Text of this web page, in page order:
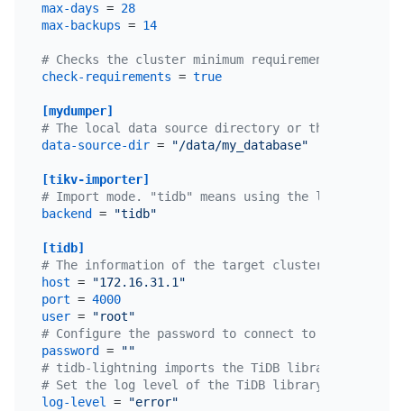
max-days = 28
max-backups = 14
# Checks the cluster minimum requirements before
check-requirements = true
[mydumper]
# The local data source directory or the URI of
data-source-dir = "/data/my_database"
[tikv-importer]
# Import mode. "tidb" means using the logical
backend = "tidb"
[tidb]
# The information of the target cluster. The
host =
"172.16.31.1"
port = 4000
user =
"root"
# Configure the password to connect to TiDB.
password =
""
# tidb-lightning imports the TiDB library, and
# Set the log level of the TiDB library.
log-level = "error"